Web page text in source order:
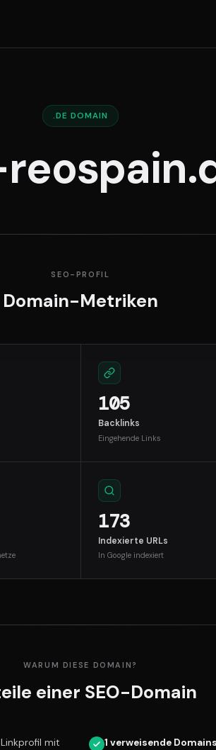
.DE DOMAIN
SEO-PROFIL
Domain-Metriken
105
Backlinks
Eingehende Links
173
Indexierte URLs
In Google indexiert
WARUM DIESE DOMAIN?
einer SEO-Domain
mit
1 verweisende Domains